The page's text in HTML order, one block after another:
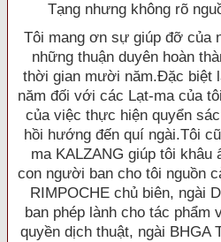
Tạng nhưng không rõ
Tôi mang ơn sự giúp đỡ của
những thuận duyên hoàn
thời gian mười năm.Ðặc biệt
năm đối với các Lạt-ma của
của việc thực hiện quyển
hồi hướng đến quí ngài.Tôi
ma KALZANG giúp tôi khâu
con người ban cho tôi nguồn
RIMPOCHE chủ biên, ngài
ban phép lành cho tác phẩm
quyền dịch thuật, ngài BHGA